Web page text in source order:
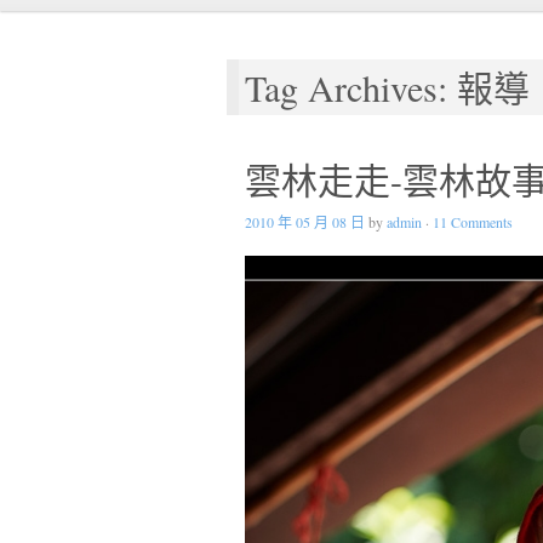
Tag Archives: 報導
雲林走走-雲林故
2010 年 05 月 08 日 byadmin · 11 Comments